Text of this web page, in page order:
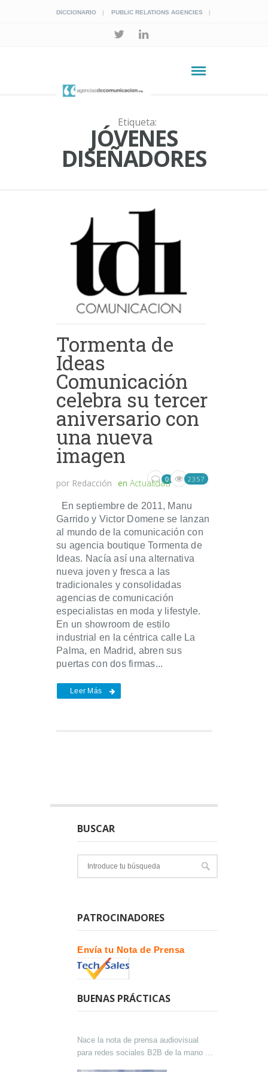
DICCIONARIO PUBLIC RELATIONS AGENCIES
Etiqueta:
JÓVENES
DISEÑADORES
Tormenta de
Ideas
Comunicación
celebra su tercer
aniversario con
una nueva
imagen
por Redacción en Actualidad
0 2357
En septiembre de 2011, Manu
Garrido y Victor Domene se lanzan
al mundo de la comunicación con
su agencia boutique Tormenta de
Ideas. Nacía así una alternativa
nueva joven y fresca a las
tradicionales y consolidadas
agencias de comunicación
especialistas en moda y lifestyle.
En un showroom de estilo
industrial en la céntrica calle La
Palma, en Madrid, abren sus
puertas con dos firmas...
Leer Más
BUSCAR
PATROCINADORES
Envía tu Nota de Prensa
BUENAS PRÁCTICAS
Nace la nota de prensa audiovisual
para redes sociales B2B de la mano de